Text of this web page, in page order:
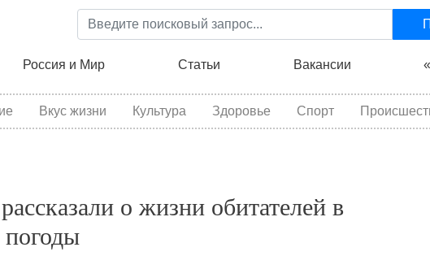
Перейти
к
содержанию
Россия и Мир Статьи Вакансии
Вкус жизни Культура Здоровье Спорт
о жизни обитателей в